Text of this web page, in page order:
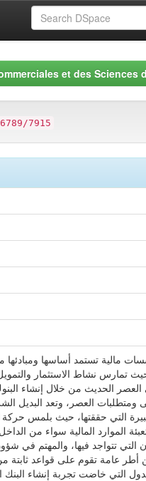
et des Sciences
7915
مالية تستمد أساسها
تمارس نشاط الاستثمار
العصر الحديث من خلال إنشاء
ومتطلبات العصر، وتعد البديل
التي حققتها، حيث بلمس حركة
الموارد المالية سواء من
التي تتواجد فيها، والمهتم في
أطر عامة تقوم على قواعد ثابتة
التي خاضت تجربة إنشاء البنك